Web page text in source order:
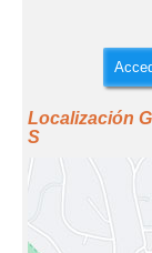
Localización
S